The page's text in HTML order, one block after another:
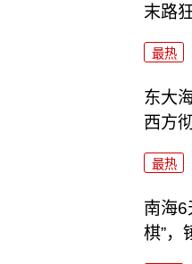
末路
最热
东大
西方
最热
南海6
棋”，